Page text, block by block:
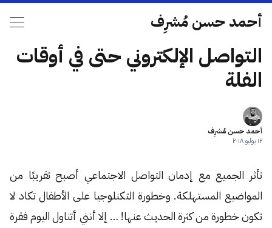
أحمد حسن مُشرِف
التواصل الإلكتروني حتى في أوقات
الفلة
أحمد حسن مُشرِف
١٢ يوليو ٢٠١٨
تأثر الجميع مع إدمان التواصل الاجتماعي أصبح تقريبًا من
المواضيع المستهلكة. وخطورة التكنلوجيا على الأطفال تكاد لا
تكون خطورة من كثرة الحديث عنها! … إلا أنني أتناول اليوم فقرة